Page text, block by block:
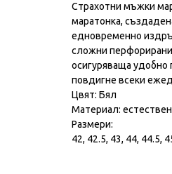
Страхотни мъжки
маратонка,
едновременно
сложни
осигуряваща удобно
повдигне всеки
Цвят: Бял
Материал:
Размери:
42, 42.5, 43, 44, 44.5,